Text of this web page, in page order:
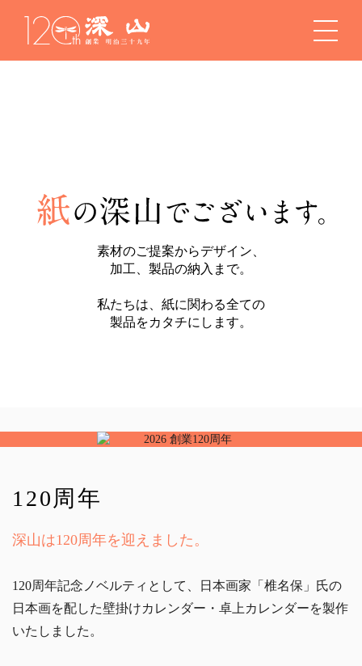
素材のご提案からデザイン、
加工、製品の納入まで。
私たちは、紙に関わる全ての
製品をカタチにします。
120周年
深山は120周年を迎えました。
120周年記念ノベルティとして、日本画家「椎名保」氏の
日本画を配した壁掛けカレンダー・卓上カレンダーを製作
いたしました。